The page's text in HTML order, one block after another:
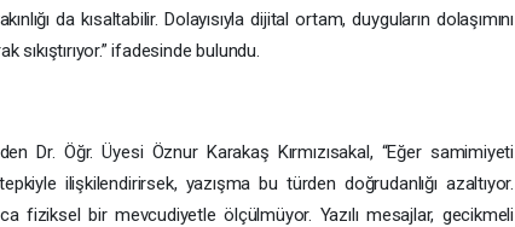
da kısaltabilir. Dolayısıyla dijital ortam, duyguların dolaşımını
sıkıştırıyor.” ifadesinde bulundu.
Dr. Öğr. Üyesi Öznur Karakaş Kırmızısakal, “Eğer samimiyeti
ilişkilendirirsek, yazışma bu türden doğrudanlığı azaltıyor.
fiziksel bir mevcudiyetle ölçülmüyor. Yazılı mesajlar, gecikmeli